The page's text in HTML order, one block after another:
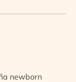
newborn